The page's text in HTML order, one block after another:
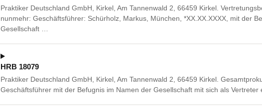
Praktiker Deutschland GmbH, Kirkel, Am Tannenwald 2, 66459 Kirkel.
nunmehr: Geschäftsführer: Schürholz, Markus, München, *XX.XX.XXXX, mit der
Gesellschaft …
HRB 18079
Praktiker Deutschland GmbH, Kirkel, Am Tannenwald 2, 66459 Kirkel.
Geschäftsführer mit der Befugnis im Namen der Gesellschaft mit sich als Vertreter